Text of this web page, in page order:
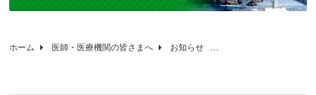
ホーム 医師・医療機関の皆さまへ お知らせ